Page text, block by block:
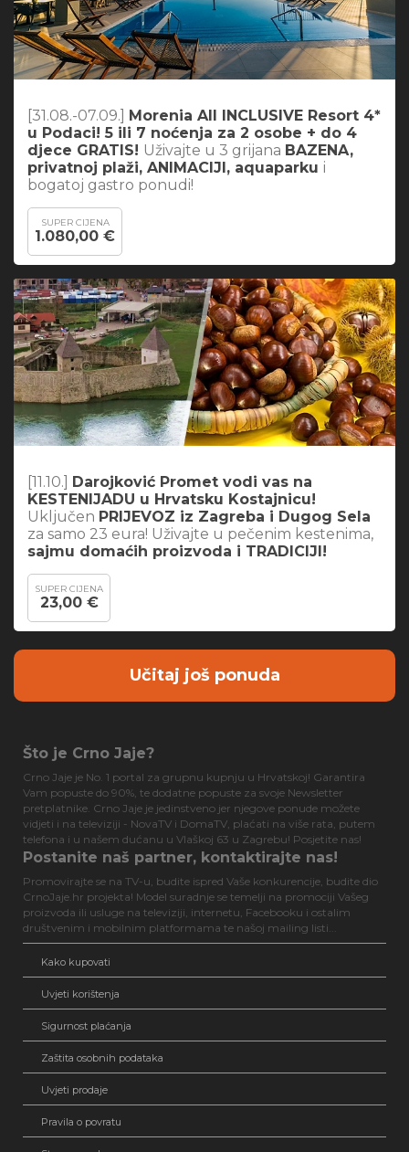
[31.08.-07.09.]
Morenia All INCLUSIVE Resort 4*
u Podaci! 5 ili 7 noćenja za 2 osobe + do 4
djece GRATIS! Uživajte u 3 grijana BAZENA,
privatnoj plaži, ANIMACIJI, aquaparku i
bogatoj gastro ponudi!
SUPER CIJENA
1.080,00 €
[11.10.]
Darojković Promet vodi vas na
KESTENIJADU u Hrvatsku Kostajnicu!
Uključen PRIJEVOZ iz Zagreba i Dugog Sela
za samo 23 eura! Uživajte u pečenim kestenima,
sajmu domaćih proizvoda i TRADICIJI!
SUPER CIJENA
23,00 €
Učitaj još ponuda
Što je Crno Jaje?
Crno Jaje je No. 1 portal za grupnu kupnju u Hrvatskoj! Garantira
Vam popuste do 90%, te dodatne popuste za svoje Newsletter
pretplatnike. Crno Jaje je jedinstveno jer njegove ponude možete
vidjeti i na televiziji - NovaTV i DomaTV, plaćati na više rata, putem
telefona i u našem dućanu u Vlaškoj 63 u Zagrebu! Posjetite nas!
Postanite naš partner, kontaktirajte nas!
Promovirajte se na TV-u, budite ispred Vaše konkurencije, budite dio
CrnoJaje.hr projekta! Model suradnje se temelji na promociji Vašeg
proizvoda ili usluge na televiziji, internetu, Facebooku i ostalim
društvenim i mobilnim platformama te našoj mailing listi...
Kako kupovati
Uvjeti korištenja
Sigurnost plaćanja
Zaštita osobnih podataka
Uvjeti prodaje
Pravila o povratu